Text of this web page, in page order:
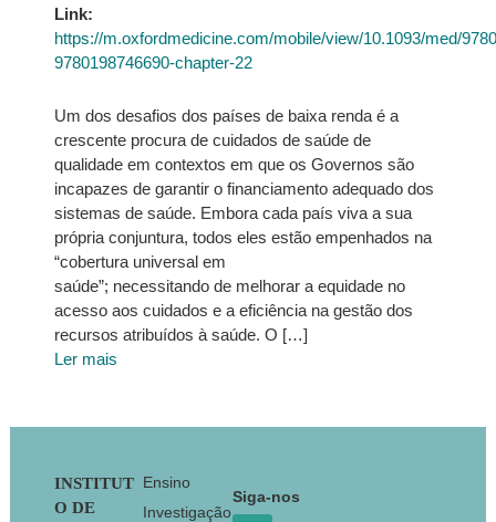
Link:
https://m.oxfordmedicine.com/mobile/view/10.1093/med/
9780198746690-chapter-22
Um dos desafios dos países de baixa renda é a
crescente procura de cuidados de saúde de
qualidade em contextos em que os Governos são
incapazes de garantir o financiamento adequado dos
sistemas de saúde. Embora cada país viva a sua
própria conjuntura, todos eles estão empenhados na
“cobertura universal em
saúde”; necessitando de melhorar a equidade no
acesso aos cuidados e a eficiência na gestão dos
recursos atribuídos à saúde. O […]
Ler mais
Footer
INSTITUT
O DE
Ensino
Investigação
Siga-nos